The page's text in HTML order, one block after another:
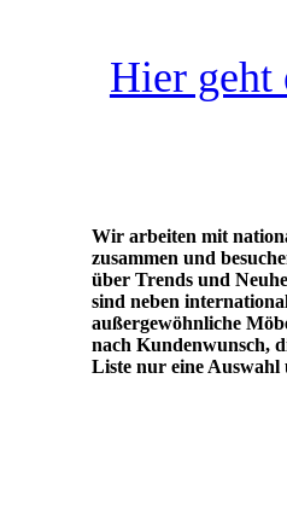
Hier geht
Wir arbeiten mit
zusammen und
über Trends und
sind neben
außergewöhnliche
nach Kundenwunsch,
Liste nur eine